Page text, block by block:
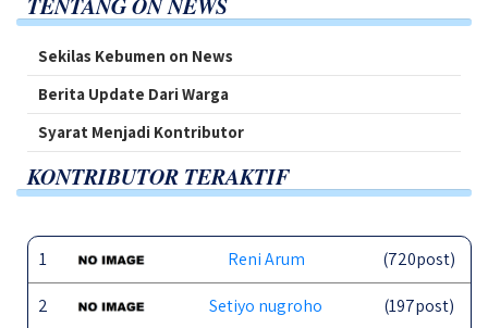
Sekilas Kebumen on News
Berita Update Dari Warga
Syarat Menjadi Kontributor
KONTRIBUTOR TERAKTIF
1 Reni Arum (720post)
2 Setiyo nugroho (197post)